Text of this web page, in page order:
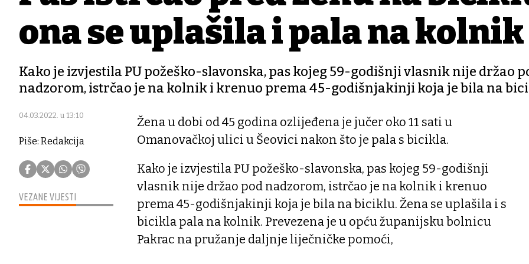
ona se uplašila i pala na kolnik
Kako je izvjestila PU požeško-slavonska, pas kojeg 59-godišnji vlasnik nije držao
nadzorom, istrčao je na kolnik i krenuo prema 45-godišnjakinji koja je bila na
04.03.2022. u 13:10
Piše: Redakcija
VEZANE VIJESTI
Žena u dobi od 45 godina ozlijeđena je jučer oko 11 sati u
Omanovačkoj ulici u Šeovici nakon što je pala s bicikla.
Kako je izvjestila PU požeško-slavonska, pas kojeg 59-godišnji
vlasnik nije držao pod nadzorom, istrčao je na kolnik i krenuo
prema 45-godišnjakinji koja je bila na biciklu. Žena se uplašila i s
bicikla pala na kolnik. Prevezena je u opću županijsku bolnicu
Pakrac na pružanje daljnje liječničke pomoći,